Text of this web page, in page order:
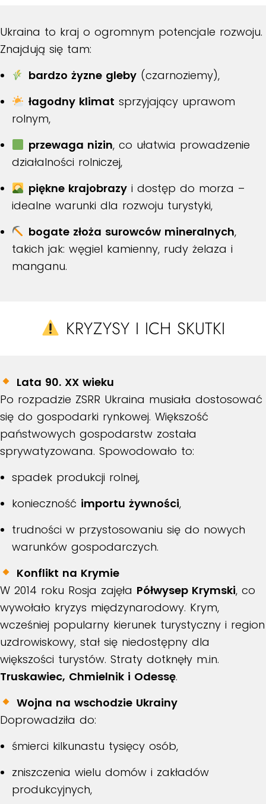
Ukraina to kraj o ogromnym potencjale rozwoju.
Znajdują się tam:
bardzo żyzne gleby(czarnoziemy),
łagodny klimat sprzyjający uprawom
rolnym,
przewaga nizin, co ułatwia prowadzenie
działalności rolniczej,
piękne krajobrazyi dostęp do morza –
idealne warunki dla rozwoju turystyki,
bogate złoża surowców mineralnych,
takich jak: węgiel kamienny, rudy żelaza i
manganu.
KRYZYSY I ICH SKUTKI
Lata 90. XX wieku
Po rozpadzie ZSRR Ukraina musiała dostosować
się do gospodarki rynkowej. Większość
państwowych gospodarstw została
sprywatyzowana. Spowodowało to:
spadek produkcji rolnej,
konieczność importu żywności,
trudności w przystosowaniu się do nowych
warunków gospodarczych.
Konflikt na Krymie
W 2014 roku Rosja zajęła Półwysep Krymski, co
wywołało kryzys międzynarodowy. Krym,
wcześniej popularny kierunek turystyczny i region
uzdrowiskowy, stał się niedostępny dla
większości turystów. Straty dotknęły m.in.
Truskawiec, Chmielnik i Odessę.
Wojna na wschodzie Ukrainy
Doprowadziła do:
śmierci kilkunastu tysięcy osób,
zniszczenia wielu domów i zakładów
produkcyjnych,